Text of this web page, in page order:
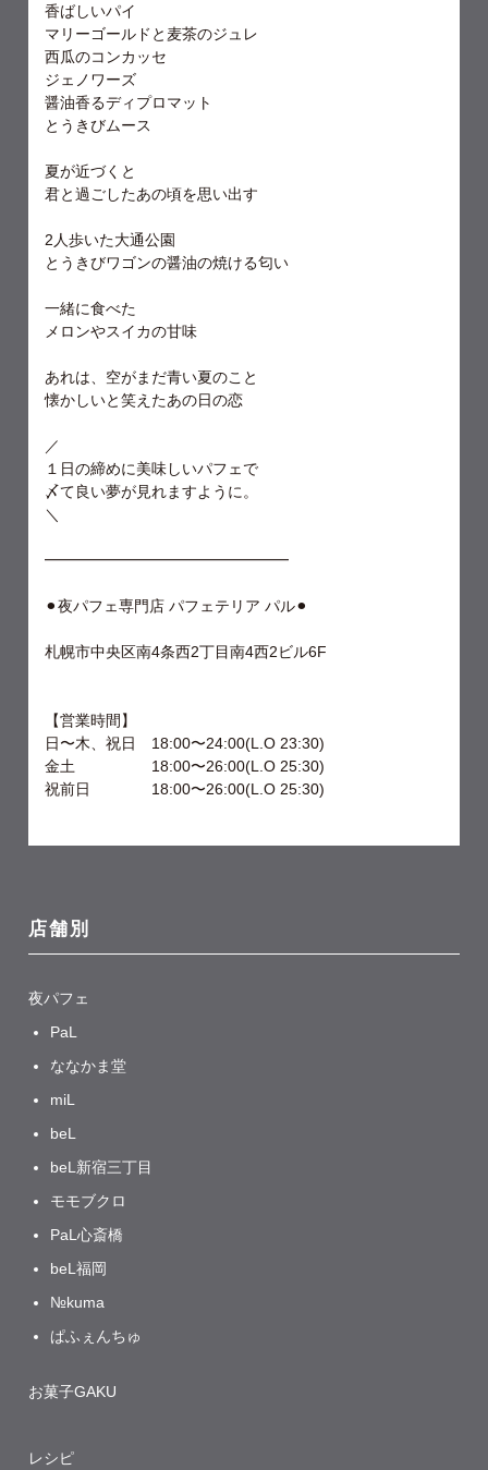
香ばしいパイ
マリーゴールドと麦茶のジュレ
西瓜のコンカッセ
ジェノワーズ
醤油香るディプロマット
とうきびムース
夏が近づくと
君と過ごしたあの頃を思い出す
2人歩いた大通公園
とうきびワゴンの醤油の焼ける匂い
一緒に食べた
メロンやスイカの甘味
あれは、空がまだ青い夏のこと
懐かしいと笑えたあの日の恋
／
１日の締めに美味しいパフェで
〆て良い夢が見れますように。
＼
━━━━━━━━━━━━━━━━
⚫︎夜パフェ専門店 パフェテリア パル⚫︎
札幌市中央区南4条西2丁目南4西2ビル6F
【営業時間】
日〜木、祝日 18:00〜24:00(L.O 23:30)
金土 18:00〜26:00(L.O 25:30)
祝前日 18:00〜26:00(L.O 25:30)
店舗別
夜パフェ
PaL
ななかま堂
miL
beL
beL新宿三丁目
モモブクロ
PaL心斎橋
beL福岡
№kuma
ぱふぇんちゅ
お菓子GAKU
レシピ